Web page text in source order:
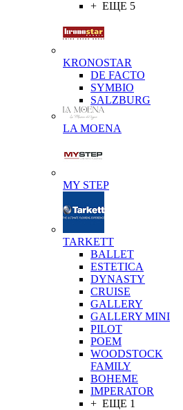
+ ЕЩЕ 5
KRONOSTAR
DE FACTO
SYMBIO
SALZBURG
LA MOENA
MY STEP
TARKETT
BALLET
ESTETICA
DYNASTY
CRUISE
GALLERY
GALLERY MINI
PILOT
POEM
WOODSTOCK
FAMILY
BOHEME
IMPERATOR
+ ЕЩЕ 1